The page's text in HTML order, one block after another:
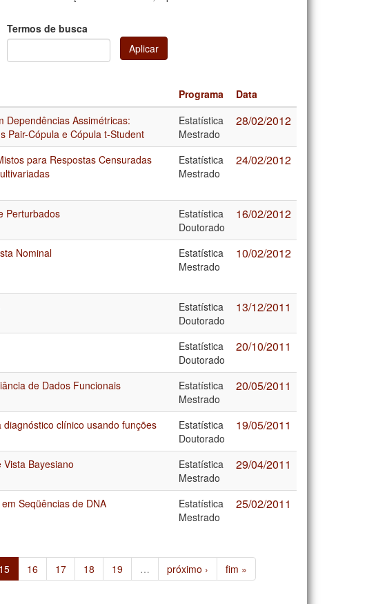
Termos de busca
Aplicar
Programa
Data
Dependências Assimétricas:
Pair-Cópula e Cópula t-Student
Estatística
Mestrado
28/02/2012
para Respostas Censuradas
Estatística
Mestrado
24/02/2012
Perturbados
Estatística
Doutorado
16/02/2012
Nominal
Estatística
Mestrado
10/02/2012
Estatística
Doutorado
13/12/2011
Estatística
Doutorado
20/10/2011
de Dados Funcionais
Estatística
Mestrado
20/05/2011
clínico usando funções
Estatística
Doutorado
19/05/2011
Bayesiano
Estatística
Mestrado
29/04/2011
Seqüências de DNA
Estatística
Mestrado
25/02/2011
15 16 17 18 19 … próximo › fim »